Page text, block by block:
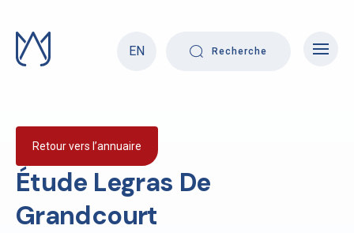
content
EN
Recherche
Étude Legras De
Grandcourt
Retour vers l’annuaire